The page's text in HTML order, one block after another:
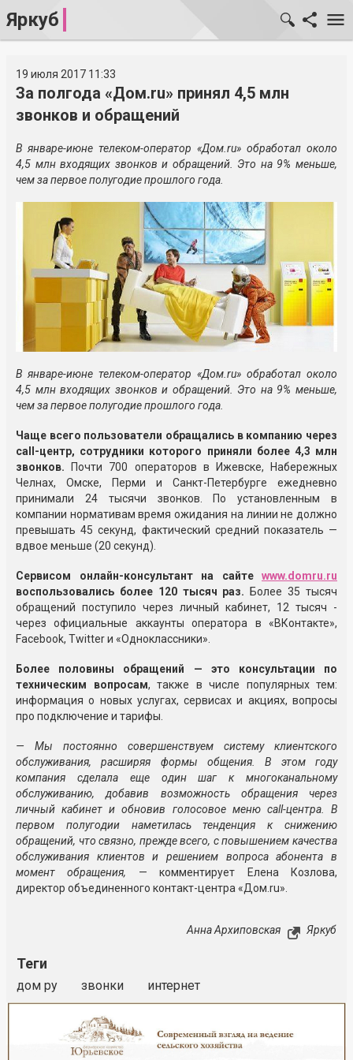
Яркуб
19 июля 2017 11:33
За полгода «Дом.ru» принял 4,5 млн
звонков и обращений
В январе-июне телеком-оператор «Дом.ru» обработал около
4,5 млн входящих звонков и обращений. Это на 9% меньше,
чем за первое полугодие прошлого года.
В январе-июне телеком-оператор «Дом.ru» обработал около
4,5 млн входящих звонков и обращений. Это на 9% меньше,
чем за первое полугодие прошлого года.
Чаще всего пользователи обращались в компанию через
call-центр, сотрудники которого приняли более 4,3 млн
звонков.
Почти 700 операторов в Ижевске, Набережных
Челнах, Омске, Перми и Санкт-Петербурге ежедневно
принимали 24 тысячи звонков. По установленным в
компании нормативам время ожидания на линии не должно
превышать 45 секунд, фактический средний показатель —
вдвое меньше (20 секунд).
Сервисом онлайн-консультант на сайте www.domru.ru
воспользовались более 120 тысяч раз. Более 35 тысяч
обращений поступило через личный кабинет, 12 тысяч -
через официальные аккаунты оператора в «ВКонтакте»,
Facebook, Twitter и «Одноклассники».
Более половины обращений — это консультации по
техническим вопросам, также в числе популярных тем:
информация о новых услугах, сервисах и акциях, вопросы
про подключение и тарифы.
— Мы постоянно совершенствуем систему клиентского
обслуживания, расширяя формы общения. В этом году
компания сделала еще один шаг к многоканальному
обслуживанию, добавив возможность обращения через
личный кабинет и обновив голосовое меню call-центра. В
первом полугодии наметилась тенденция к снижению
обращений, что связно, прежде всего, с повышением качества
обслуживания клиентов и решением вопроса абонента в
момент обращения, — комментирует Елена Козлова,
директор объединенного контакт-центра «Дом.ru».
Анна Архиповская Яркуб
Теги
дом ру звонки интернет